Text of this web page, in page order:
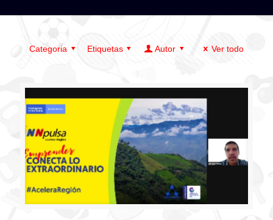
Categoria Etiquetas Autor Ver todo